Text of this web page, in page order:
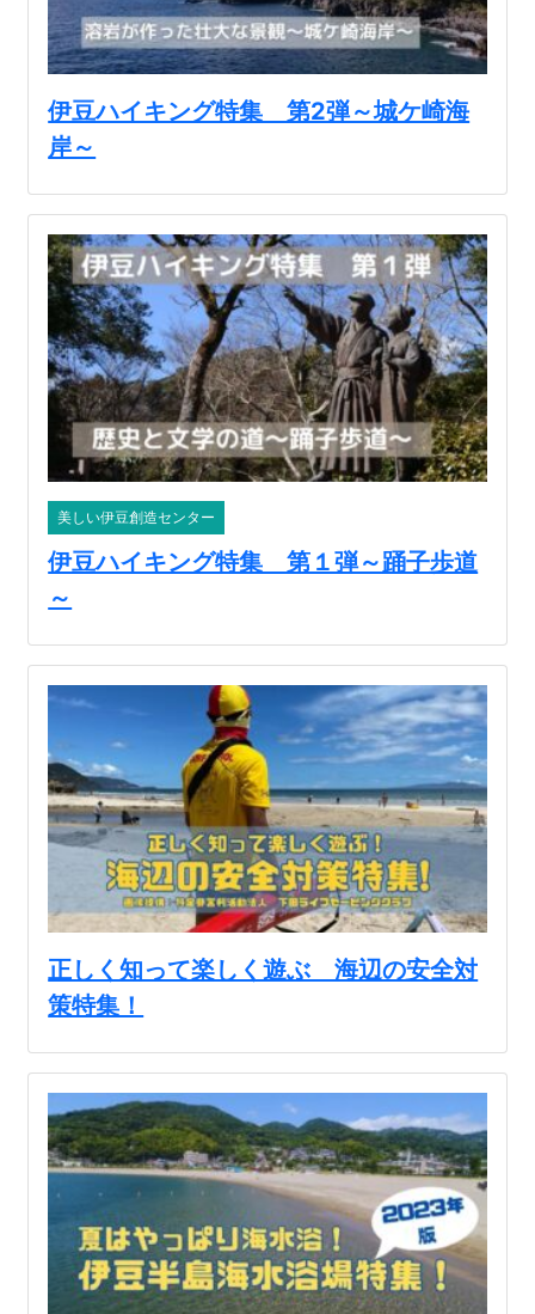
伊豆ハイキング特集 第2弾～城ケ崎海
岸～
美しい伊豆創造センター
伊豆ハイキング特集 第１弾～踊子歩道
～
正しく知って楽しく遊ぶ 海辺の安全対
策特集！